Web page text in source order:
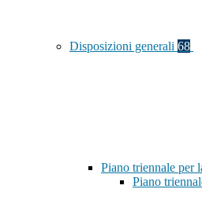
Disposizioni generali 68
Piano triennale per
Piano